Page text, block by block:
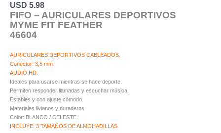
USD 5.98
FIFO – AURICULARES DEPORTIVOS
MYME FIT FEATHER
46604
AURICULARES DEPORTIVOS CABLEADOS.
Conector: 3,5 mm.
AUDIO HD.
Ideales para usarse mientras se hace deporte.
Permiten responder llamadas y escuchar música.
Estables y con ajuste cómodo.
Materiales livianos y duraderos.
Color: BLANCO / CELESTE.
INCLUYE: 3 TAMAÑOS DE ALMOHADILLAS.